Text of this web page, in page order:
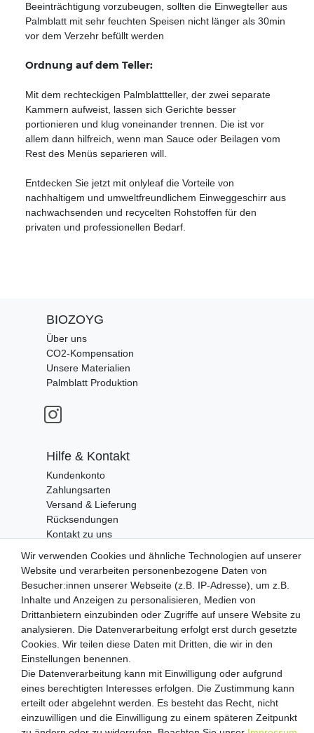
Beeinträchtigung vorzubeugen, sollten die Einwegteller aus
Palmblatt mit sehr feuchten Speisen nicht länger als 30min
vor dem Verzehr befüllt werden
Ordnung auf dem Teller:
Mit dem rechteckigen Palmblattteller, der zwei separate
Kammern aufweist, lassen sich Gerichte besser
portionieren und klug voneinander trennen. Die ist vor
allem dann hilfreich, wenn man Sauce oder Beilagen vom
Rest des Menüs separieren will.
Entdecken Sie jetzt mit onlyleaf die Vorteile von
nachhaltigem und umweltfreundlichem Einweggeschirr aus
nachwachsenden und recycelten Rohstoffen für den
privaten und professionellen Bedarf.
BIOZOYG
Über uns
CO2-Kompensation
Unsere Materialien
Palmblatt Produktion
Hilfe & Kontakt
Kundenkonto
Zahlungsarten
Versand & Lieferung
Rücksendungen
Kontakt zu uns
Zahlungsanbieter
Versandpartner
Wir verwenden Cookies und ähnliche Technologien auf unserer
Website und verarbeiten personenbezogene Daten von
Besucher:innen unserer Webseite (z.B. IP-Adresse), um z.B.
Inhalte und Anzeigen zu personalisieren, Medien von
Drittanbietern einzubinden oder Zugriffe auf unsere Website zu
analysieren. Die Datenverarbeitung erfolgt erst durch gesetzte
Cookies. Wir teilen diese Daten mit Dritten, die wir in den
Einstellungen benennen.
Die Datenverarbeitung kann mit Einwilligung oder aufgrund
eines berechtigten Interesses erfolgen. Die Zustimmung kann
erteilt oder abgelehnt werden. Es besteht das Recht, nicht
einzuwilligen und die Einwilligung zu einem späteren Zeitpunkt